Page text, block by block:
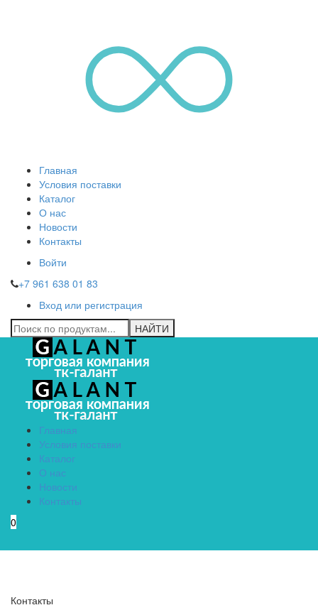
Главная
Условия поставки
Каталог
О нас
Новости
Контакты
Войти
+7 961 638 01 83
Вход или регистрация
Главная
Условия поставки
Каталог
О нас
Новости
Контакты
0
Контакты